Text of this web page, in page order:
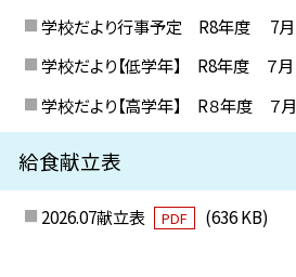
学校だより行事予定 R8年度 7月
学校だより【低学年】 R8年度 ７月
学校だより【高学年】 R８年度 ７月
給食献立表
2026.07献立表 PDF (636 KB)